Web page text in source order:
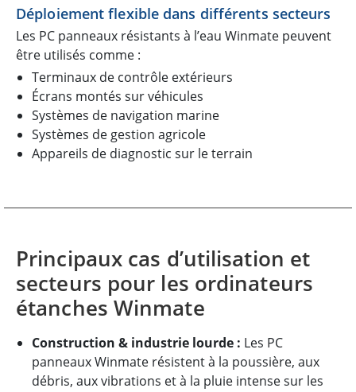
Déploiement flexible dans différents secteurs
Les PC panneaux résistants à l’eau Winmate peuvent
être utilisés comme :
Terminaux de contrôle extérieurs
Écrans montés sur véhicules
Systèmes de navigation marine
Systèmes de gestion agricole
Appareils de diagnostic sur le terrain
Principaux cas d’utilisation et
secteurs pour les ordinateurs
étanches Winmate
Construction & industrie lourde : Les PC
panneaux Winmate résistent à la poussière, aux
débris, aux vibrations et à la pluie intense sur les